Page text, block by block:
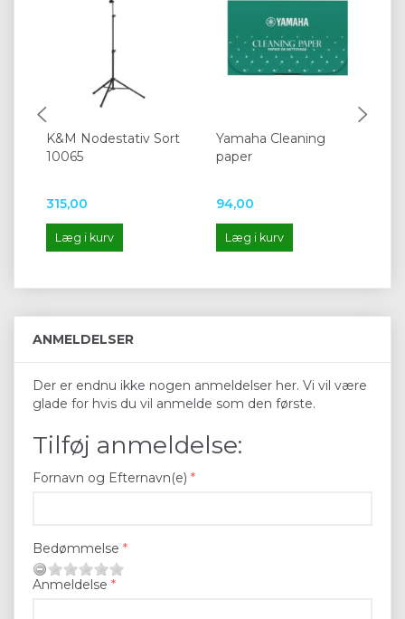
K&M Nodestativ Sort
10065
315,00
Læg i kurv
Yamaha Cleaning
paper
94,00
Læg i kurv
ANMELDELSER
Der er endnu ikke nogen anmeldelser her. Vi vil være
glade for hvis du vil anmelde som den første.
Tilføj anmeldelse:
Fornavn og Efternavn(e)
Bedømmelse
Anmeldelse